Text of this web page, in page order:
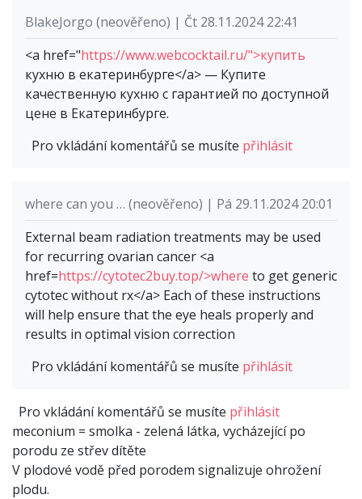
BlakeJorgo (neověřeno) | Čt 28.11.2024 22:41
<a href="https://www.webcocktail.ru/">купить
кухню в екатеринбурге</a> — Купите
качественную кухню с гарантией по доступной
цене в Екатеринбурге.
Pro vkládání komentářů se musíte přihlásit
where can you … (neověřeno) | Pá 29.11.2024 20:01
External beam radiation treatments may be used
for recurring ovarian cancer <a
href=https://cytotec2buy.top/>where to get generic
cytotec without rx</a> Each of these instructions
will help ensure that the eye heals properly and
results in optimal vision correction
Pro vkládání komentářů se musíte přihlásit
Pro vkládání komentářů se musíte přihlásit
meconium = smolka - zelená látka, vycházející po
porodu ze střev dítěte
V plodové vodě před porodem signalizuje ohrožení
plodu.